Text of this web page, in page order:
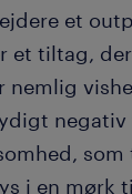
et
et tiltag,
nemlig
i en mørk